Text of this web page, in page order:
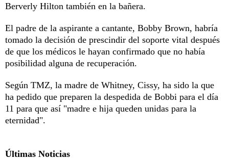
Berverly Hilton también en la bañera.
El padre de la aspirante a cantante, Bobby Brown, habría
tomado la decisión de prescindir del soporte vital después
de que los médicos le hayan confirmado que no había
posibilidad alguna de recuperación.
Según TMZ, la madre de Whitney, Cissy, ha sido la que
ha pedido que preparen la despedida de Bobbi para el día
11 para que así "madre e hija queden unidas para la
eternidad".
Últimas Noticias